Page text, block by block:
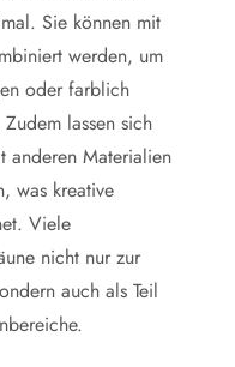
Sie können mit
werden, um
oder farblich
lassen sich
anderen Materialien
was kreative
Viele
nicht nur zur
auch als Teil